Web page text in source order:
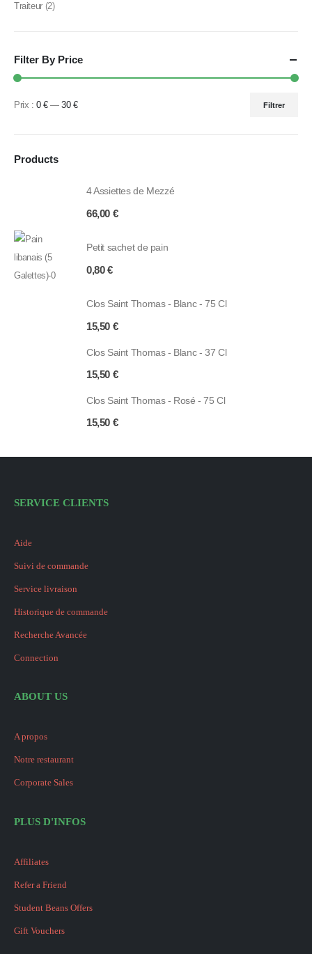
Traiteur (2)
Filter By Price
Filtrer
Prix : 0 €—30 €
Products
4 Assiettes de Mezzé
66,00 €
Petit sachet de pain
0,80€
Clos Saint Thomas - Blanc - 75 Cl
15,50 €
Clos Saint Thomas - Blanc - 37 Cl
15,50 €
Clos Saint Thomas - Rosé - 75 Cl
15,50 €
SERVICE CLIENTS
Aide
Suivi de commande
Service livraison
Historique de commande
Recherche Avancée
Connection
ABOUT US
A propos
Notre restaurant
Corporate Sales
PLUS D'INFOS
Affiliates
Refer a Friend
Student Beans Offers
Gift Vouchers